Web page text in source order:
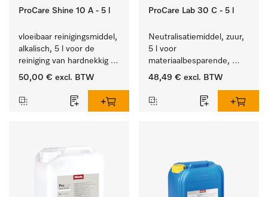
ProCare Shine 10 A - 5 l
vloeibaar reinigingsmiddel,
alkalisch, 5 l voor de
reiniging van hardnekkig
vuil op serviesgoed,
50,00 € excl. BTW
ProCare Lab 30 C - 5 l
Neutralisatiemiddel, zuur,
5 l voor
materiaalbesparende,
machinale reiniging van
gerei.
48,49 € excl. BTW